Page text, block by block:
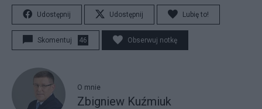
Udostępnij Udostępnij Lubię to!
Skomentuj 46 Obserwuj notkę
O mnie
Zbigniew Kuźmiuk